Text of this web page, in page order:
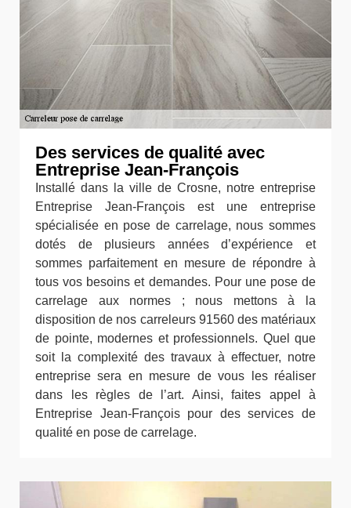
Des services de qualité avec
Entreprise Jean-François
Installé dans la ville de Crosne, notre entreprise
Entreprise Jean-François est une entreprise
spécialisée en pose de carrelage, nous sommes
dotés de plusieurs années d’expérience et
sommes parfaitement en mesure de répondre à
tous vos besoins et demandes. Pour une pose de
carrelage aux normes ; nous mettons à la
disposition de nos carreleurs 91560 des matériaux
de pointe, modernes et professionnels. Quel que
soit la complexité des travaux à effectuer, notre
entreprise sera en mesure de vous les réaliser
dans les règles de l’art. Ainsi, faites appel à
Entreprise Jean-François pour des services de
qualité en pose de carrelage.